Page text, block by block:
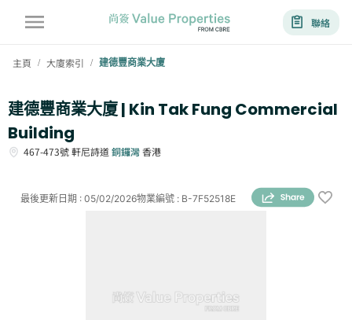
聯絡
主頁 / 大廈索引 / 建德豐商業大廈
建德豐商業大廈 | Kin Tak Fung Commercial
Building
467-473號軒尼詩道銅鑼灣香港
物業編號 : B-7F52518E
最後更新日期 : 05/02/2026